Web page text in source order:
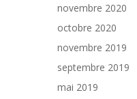
novembre 2020
octobre 2020
novembre 2019
septembre 2019
mai 2019